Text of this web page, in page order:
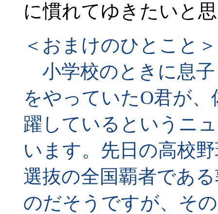
に慣れてゆきたいと
＜おまけのひとこと＞
小学校のときに息子
をやっていたO君が
躍しているというニ
います。先日の高校
選抜の全国覇者であ
のだそうですが、そ